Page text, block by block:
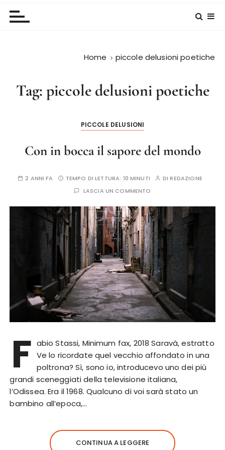
Home piccole delusioni poetiche
Tag: piccole delusioni poetiche
PICCOLE DELUSIONI
Con in bocca il sapore del mondo
2 ANNI FA TEMPO DI LETTURA: 10 MINUTI DIREDAZIONE
LASCIA UN COMMENTO
F abio Stassi, Minimum fax, 2018 Saravà, estratto
Ve lo ricordate quel vecchio affondato in una
poltrona? Sì, sono io, introducevo uno dei più
grandi sceneggiati della televisione italiana,
l’Odissea. Era il 1968. Qualcuno di voi sarà stato un
bambino all’epoca,…
CONTINUA A LEGGERE